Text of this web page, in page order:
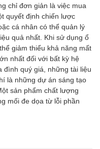
chỉ đơn giản là việc mua
quyết định chiến lược
cá nhân có thể quản lý
quả nhất. Khi sử dụng ổ
giảm thiểu khả năng mất
nhất đối với bất kỳ hệ
quý giá, những tài liệu
là những dự án sáng tạo
sản phẩm chất lượng
mối đe dọa từ lỗi phần